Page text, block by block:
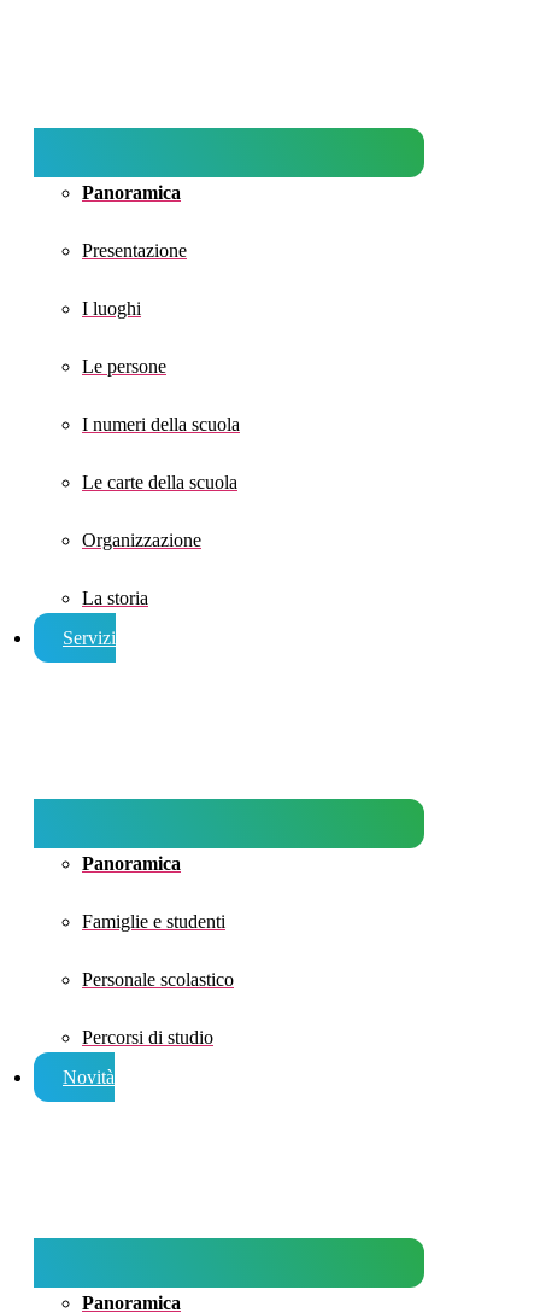
Panoramica
Presentazione
I luoghi
Le persone
I numeri della scuola
Le carte della scuola
Organizzazione
La storia
Servizi
Panoramica
Famiglie e studenti
Personale scolastico
Percorsi di studio
Novità
Panoramica